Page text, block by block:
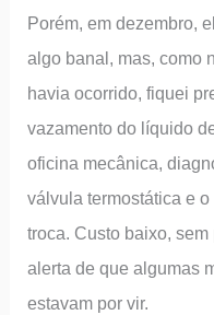
Porém, em dezembro,
algo banal, mas, como
havia ocorrido, fiquei
vazamento do líquido
oficina mecânica,
válvula termostática e
troca. Custo baixo,
alerta de que algumas
estavam por vir.